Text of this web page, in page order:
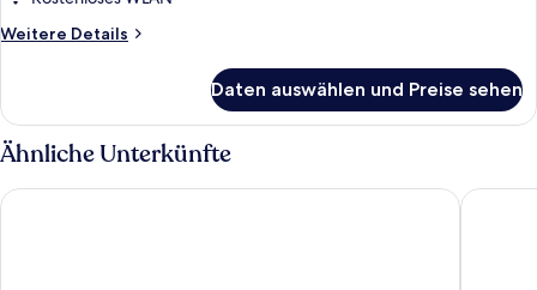
anzeigen
Weitere Details
Weitere
Room
Daten auswählen und Preise sehen
Ähnliche Unterkünfte
Premier Inn Heidelberg City Centre Hotel